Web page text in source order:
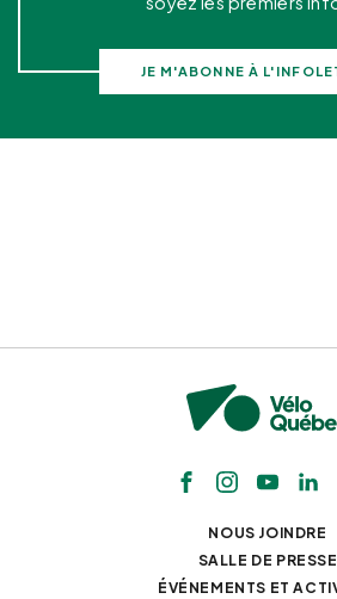
JE M'ABONNE À
NOUS JOINDRE
SALLE DE PRESSE
ÉVÉNEMENTS ET